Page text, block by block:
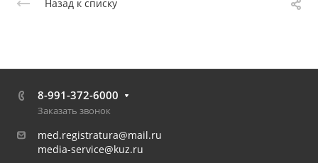
Назад к списку
8-991-372-6000
Заказать звонок
med.registratura@mail.ru
media-service@kuz.ru